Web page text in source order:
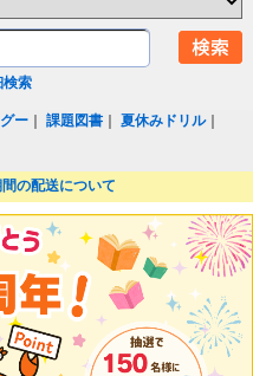
検索
ー ｜課題図書 ｜夏休みドリル｜
間の配送について